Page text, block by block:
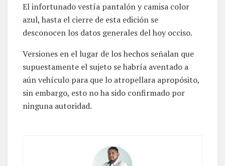
El infortunado vestía pantalón y camisa color
azul, hasta el cierre de esta edición se
desconocen los datos generales del hoy occiso.
Versiones en el lugar de los hechos señalan que
supuestamente el sujeto se habría aventado a
aún vehículo para que lo atropellara apropósito,
sin embargo, esto no ha sido confirmado por
ninguna autoridad.